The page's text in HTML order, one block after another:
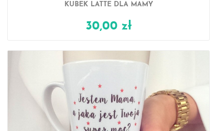
KUBEK LATTE DLA MAMY
30,00 zł